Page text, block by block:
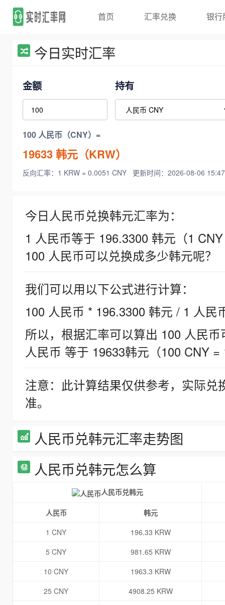
首页 汇率兑换 银行
今日实时汇率
金额 持有
100 人民币（CNY）=
19633韩元（KRW）
反向汇率：1 KRW = 0.0051 CNY 更新时间：2026-08-06
今日人民币兑换韩元汇率为：
1 人民币等于 196.3300 韩元（1
100 人民币可以兑换成多少韩元呢？
我们可以用以下公式进行计算：
100 人民币 * 196.3300 韩元 / 1 人民
所以，根据汇率可以算出 100 人民
人民币 等于 19633韩元（100 CNY =
注意：此计算结果仅供参考，实际
准。
人民币兑韩元汇率走势图
人民币兑韩元怎么算
人民币兑韩元
人民币
韩元
1 CNY
196.33 KRW
5 CNY
981.65 KRW
10 CNY
1963.3 KRW
25 CNY
4908.25 KRW